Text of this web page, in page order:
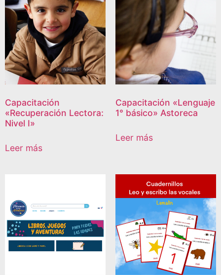
Capacitación
«Recuperación Lectora:
Nivel I»
Leer más
Capacitación «Lenguaje
1° básico» Astoreca
Leer más